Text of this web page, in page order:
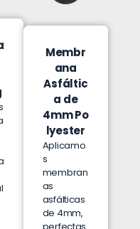
Membr
ana
Asfáltic
a de
4mmPo
lyester
Aplicamo
s
membran
as
asfálticas
de 4mm,